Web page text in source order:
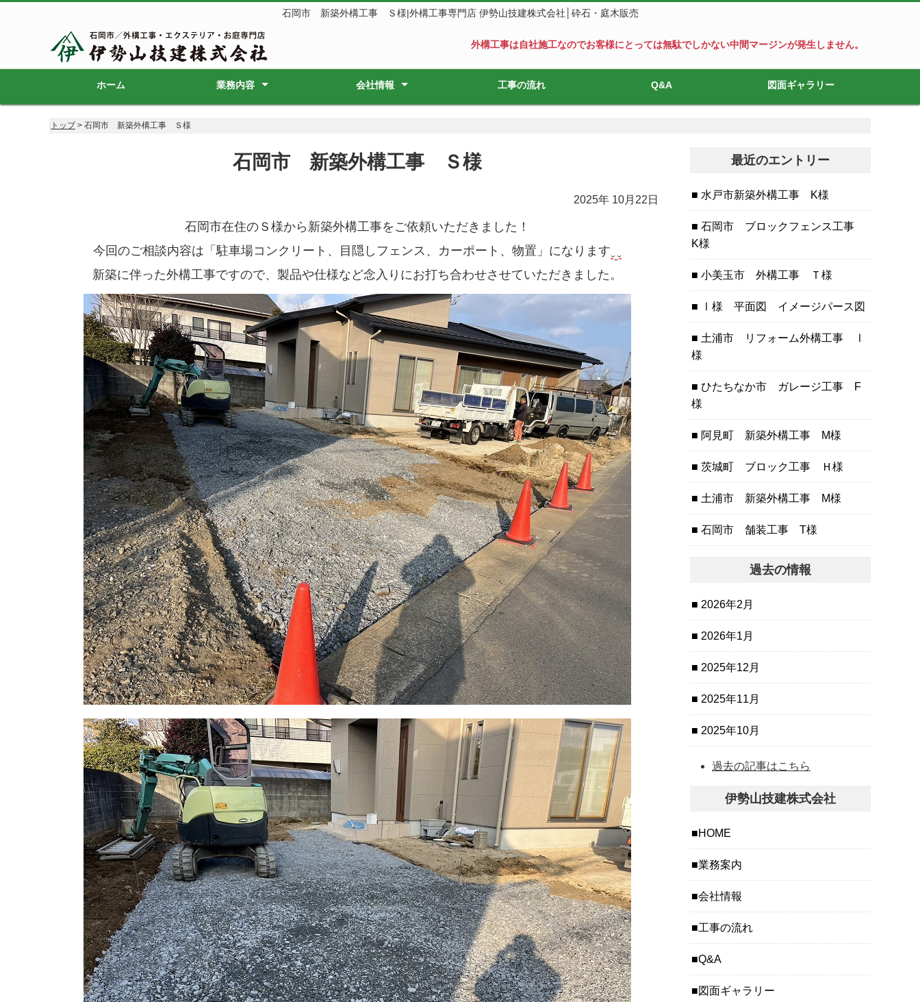
石岡市 新築外構工事 Ｓ様|外構工事専門店 伊勢山技建株式会社│砕石・庭木販売
外構工事は自社施工なのでお客様にとっては無駄でしかない中間マージンが発生しません。
ホーム 業務内容 会社情報 工事の流れ Q&A 図面ギャラリー
トップ> 石岡市 新築外構工事 Ｓ様
石岡市 新築外構工事 Ｓ様
2025年 10月22日
石岡市在住のＳ様から新築外構工事をご依頼いただきました！
今回のご相談内容は「駐車場コンクリート、目隠しフェンス、カーポート、物置」になります
新築に伴った外構工事ですので、製品や仕様など念入りにお打ち合わせさせていただきました。
最近のエントリー
水戸市新築外構工事 K様
石岡市 ブロックフェンス工事
K様
小美玉市 外構工事 Ｔ様
Ⅰ様 平面図 イメージパース図
土浦市 リフォーム外構工事 Ⅰ
様
ひたちなか市 ガレージ工事 F
様
阿見町 新築外構工事 M様
茨城町 ブロック工事 Ｈ様
土浦市 新築外構工事 M様
石岡市 舗装工事 T様
過去の情報
2026年2月
2026年1月
2025年12月
2025年11月
2025年10月
過去の記事はこちら
伊勢山技建株式会社
HOME
業務案内
会社情報
工事の流れ
Q&A
図面ギャラリー